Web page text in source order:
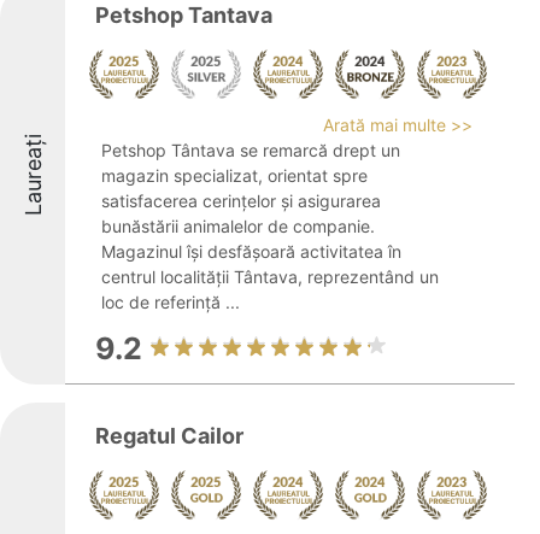
Laureați
Petshop Tantava
Arată mai multe >>
Petshop Tântava se remarcă drept un
magazin specializat, orientat spre
satisfacerea cerințelor și asigurarea
bunăstării animalelor de companie.
Magazinul își desfășoară activitatea în
centrul localității Tântava, reprezentând un
loc de referință ...
9.2
Regatul Cailor